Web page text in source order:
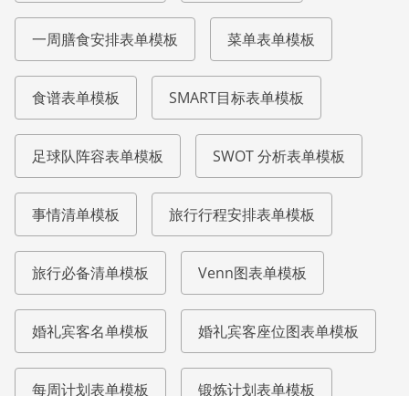
一周膳食安排表单模板 菜单表单模板
食谱表单模板 SMART目标表单模板
足球队阵容表单模板 SWOT 分析表单模板
事情清单模板 旅行行程安排表单模板
旅行必备清单模板 Venn图表单模板
婚礼宾客名单模板 婚礼宾客座位图表单模板
每周计划表单模板 锻炼计划表单模板